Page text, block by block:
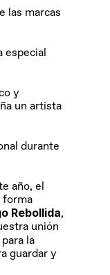
las marcas
especial
y
un artista
durante
año, el
forma
Rebollida,
unión
la
guardar y